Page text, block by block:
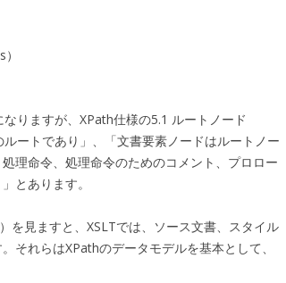
りますが、XPath仕様の5.1 ルートノード
ートであり」、「文書要素ノードはルートノー
理命令、処理命令のためのコメント、プロロー
とあります。
を見ますと、XSLTでは、ソース文書、スタイル
それらはXPathのデータモデルを基本として、